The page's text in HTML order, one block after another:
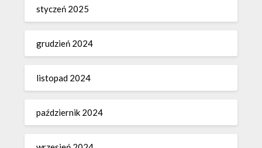
styczeń 2025
grudzień 2024
listopad 2024
październik 2024